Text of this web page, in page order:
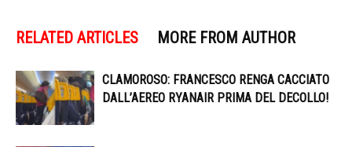
RELATED ARTICLES MORE FROM AUTHOR
CLAMOROSO: FRANCESCO RENGA CACCIATO
DALL’AEREO RYANAIR PRIMA DEL DECOLLO!